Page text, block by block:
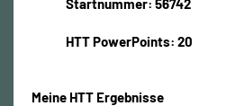
Startnummer: 56742
HTT PowerPoints: 20
Meine HTT Ergebnisse